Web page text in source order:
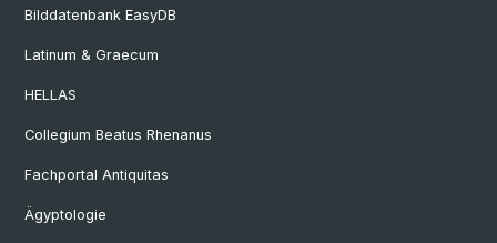
Bilddatenbank EasyDB
Latinum & Graecum
HELLAS
Collegium Beatus Rhenanus
Fachportal Antiquitas
Ägyptologie